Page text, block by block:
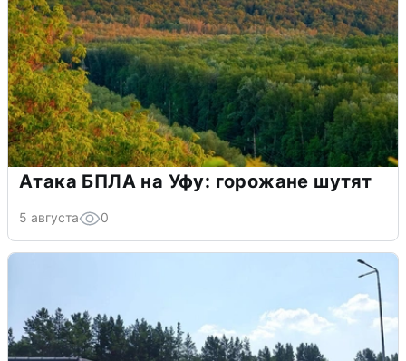
Атака БПЛА на Уфу: горожане шутят
5 августа 0